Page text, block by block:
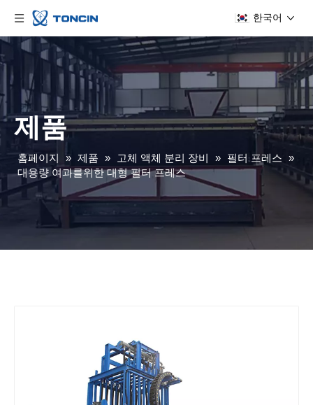
한국어
제품
홈페이지 » 제품 » 고체 액체 분리 장비 » 필터 프레스 »
대용량 여과를위한 대형 필터 프레스